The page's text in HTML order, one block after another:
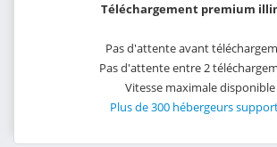
Téléchargement premium
Pas d'attente avant
Pas d'attente entre 2
Vitesse maximale disponible
Plus de 300 hébergeurs